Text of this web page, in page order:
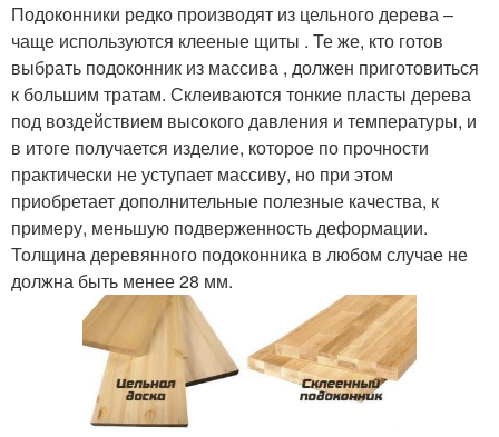
Подоконники редко производят из цельного дерева –
чаще используются клееные щиты . Те же, кто готов
выбрать подоконник из массива , должен приготовиться
к большим тратам. Склеиваются тонкие пласты дерева
под воздействием высокого давления и температуры, и
в итоге получается изделие, которое по прочности
практически не уступает массиву, но при этом
приобретает дополнительные полезные качества, к
примеру, меньшую подверженность деформации.
Толщина деревянного подоконника в любом случае не
должна быть менее 28 мм.